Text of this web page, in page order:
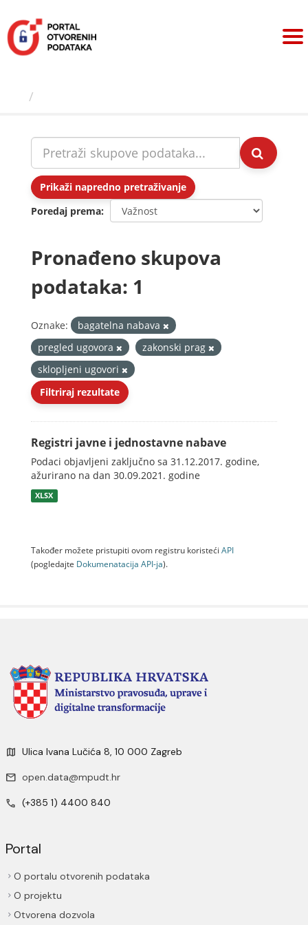
sadržaj
Prikaži napredno pretraživanje
Poredaj prema
Pronađeno skupova
podataka: 1
Oznake:
bagatelna nabava
pregled ugovora
zakonski prag
sklopljeni ugovori
Filtriraj rezultate
Registri javne i jednostavne nabave
Podaci objavljeni zaključno sa 31.12.2017. godine,
ažurirano na dan 30.09.2021. godine
XLSX
Također možete pristupiti ovom registru koristeći API
(pogledajte Dokumenаtаcijа API-jа).